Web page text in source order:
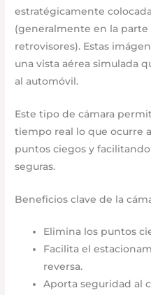
estratégicamente
(generalmente en la parte
retrovisores). Estas
una vista aérea simulada
al automóvil.
Este tipo de cámara
tiempo real lo que ocurre
puntos ciegos y
seguras.
Beneficios clave de la
Elimina los puntos
Facilita el
reversa.
Aporta seguridad al